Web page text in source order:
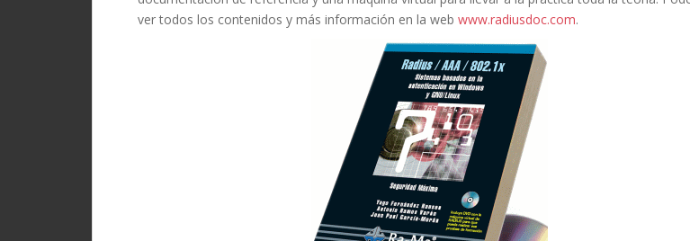
ver todos los contenidos y más información en la web www.radiusdoc.com.